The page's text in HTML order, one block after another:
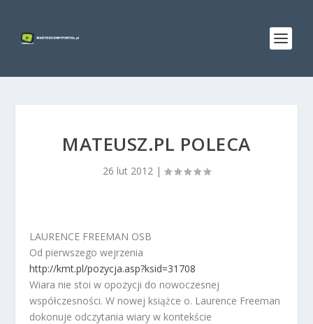
MATEUSZ.PL POLECA
26 lut 2012 |
LAURENCE FREEMAN OSB
Od pierwszego wejrzenia
http://kmt.pl/pozycja.asp?ksid=31708
Wiara nie stoi w opozycji do nowoczesnej
współczesności. W nowej książce o. Laurence Freeman
dokonuje odczytania wiary w kontekście